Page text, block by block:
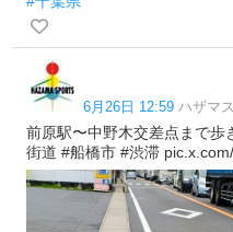
6月26日 12:59 ハザマ
前原駅〜中野木交差点まで
街道 #船橋市 #渋滞